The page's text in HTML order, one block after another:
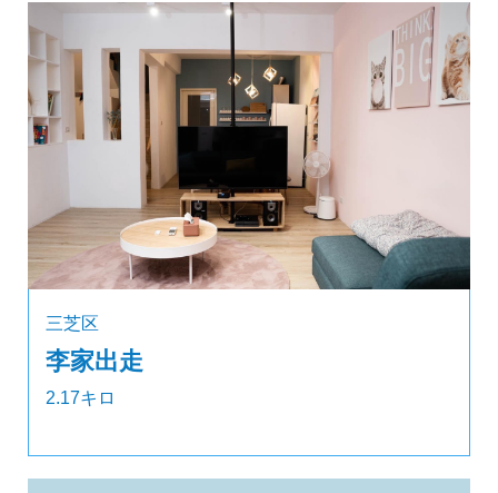
三芝区
李家出走
2.17キロ